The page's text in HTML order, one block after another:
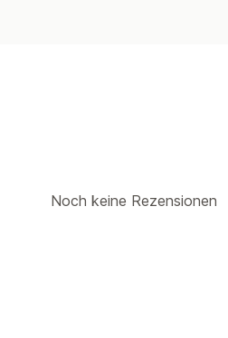
Noch keine Rezensionen